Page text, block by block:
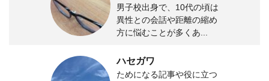
男子校出身で、10代の頃は
異性との会話や距離の縮め
方に悩むことが多くあ...
ハセガワ
ためになる記事や役に立つ